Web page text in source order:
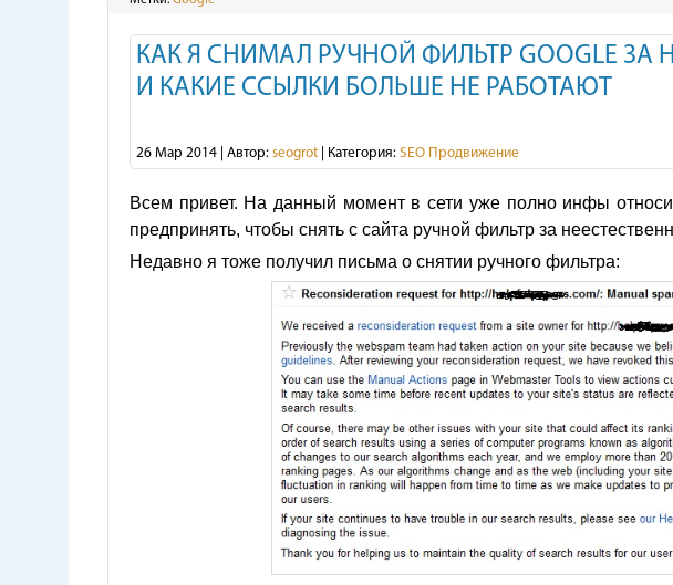
КАК Я СНИМАЛ РУЧНОЙ ФИЛЬТР GOOGLE ЗА
И КАКИЕ ССЫЛКИ БОЛЬШЕ НЕ РАБОТАЮТ
26 Мар 2014 | Автор: seogrot | Категория: SEO Продвижение
Всем привет. На данный момент в сети уже полно инфы
предпринять, чтобы снять с сайта ручной фильтр за
Недавно я тоже получил письма о снятии ручного фильтра: